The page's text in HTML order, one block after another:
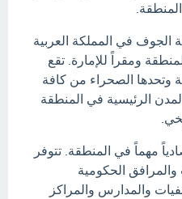
في المملكة العربية
ومقراً للإمارة. تقع
وتحدها الصحراء من كافة
الرئيسية في المنطقة
مهماً في المنطقة. تتوفر
الحكومية
والمدارس والمراكز